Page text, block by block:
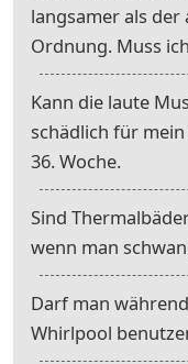
langsamer als der
Ordnung. Muss
Kann die laute
schädlich für
36. Woche.
Sind
wenn man
Darf man
Whirlpool